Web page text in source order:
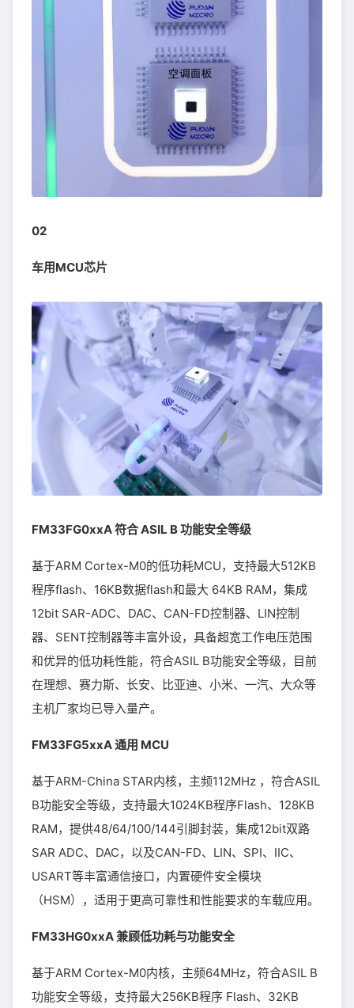
02
车用MCU芯片
FM33FG0xxA 符合 ASIL B 功能安全等级
基于ARM Cortex-M0的低功耗MCU，支持最大512KB
程序flash、16KB数据flash和最大 64KB RAM，集成
12bit SAR-ADC、DAC、CAN-FD控制器、LIN控制
器、SENT控制器等丰富外设，具备超宽工作电压范围
和优异的低功耗性能，符合ASIL B功能安全等级，目前
在理想、赛力斯、长安、比亚迪、小米、一汽、大众等
主机厂家均已导入量产。
FM33FG5xxA 通用 MCU
基于ARM-China STAR内核，主频112MHz ，符合ASIL
B功能安全等级，支持最大1024KB程序Flash、128KB
RAM，提供48/64/100/144引脚封装，集成12bit双路
SAR ADC、DAC，以及CAN-FD、LIN、SPI、IIC、
USART等丰富通信接口，内置硬件安全模块
（HSM），适用于更高可靠性和性能要求的车载应用。
FM33HG0xxA 兼顾低功耗与功能安全
基于ARM Cortex-M0内核，主频64MHz，符合ASIL B
功能安全等级，支持最大256KB程序 Flash、32KB